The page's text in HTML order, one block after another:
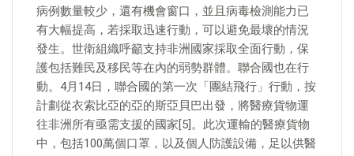
病例數量較少，還有機會窗口，並且病毒檢測能力已
有大幅提高，若採取迅速行動，可以避免最壞的情況
發生。世衛組織呼籲支持非洲國家採取全面行動，保
護包括難民及移民等在內的弱勢群體。聯合國也在行
動。4月14日，聯合國的第一次「團結飛行」行動，按
計劃從衣索比亞的亞的斯亞貝巴出發，將醫療貨物運
往非洲所有亟需支援的國家[5]。此次運輸的醫療貨物
中，包括100萬個口罩，以及個人防護設備，足以供醫